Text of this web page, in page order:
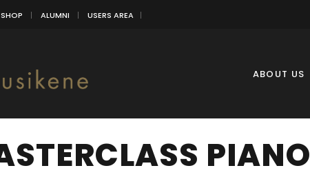
SHOP ALUMNI USERS AREA
ABOUT US
PIANO